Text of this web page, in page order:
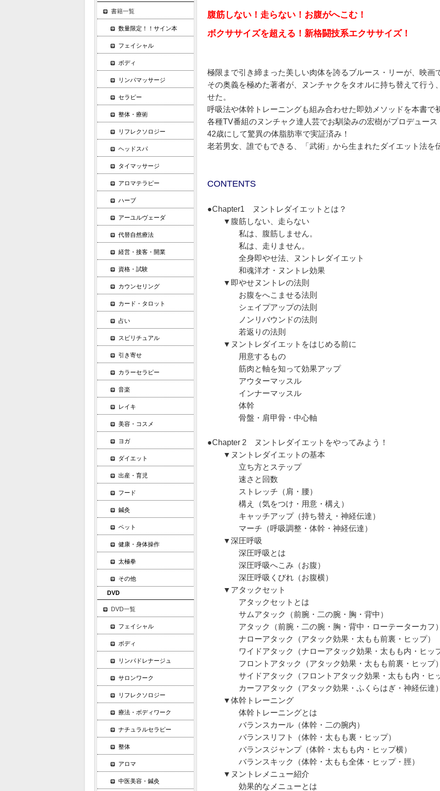
腹筋しない！走らない！お腹がへこむ！
ボクササイズを超える！新格闘技系エクササイズ！
極限まで引き締まった美しい肉体を誇るブルース・リーが、映画
その奥義を極めた著者が、ヌンチャクをタオルに持ち替えて行う
せた。
呼吸法や体幹トレーニングも組み合わせた即効メソッドを本書で
各種TV番組のヌンチャク達人芸でお馴染みの宏樹がプロデュース
42歳にして驚異の体脂肪率で実証済み！
老若男女、誰でもできる、「武術」から生まれたダイエット法を
CONTENTS
●Chapter1 ヌントレダイエットとは？
▼腹筋しない、走らない
私は、腹筋しません。
私は、走りません。
全身即やせ法、ヌントレダイエット
和魂洋才・ヌントレ効果
▼即やせヌントレの法則
お腹をへこませる法則
シェイプアップの法則
ノンリバウンドの法則
若返りの法則
▼ヌントレダイエットをはじめる前に
用意するもの
筋肉と軸を知って効果アップ
アウターマッスル
インナーマッスル
体幹
骨盤・肩甲骨・中心軸
●Chapter 2 ヌントレダイエットをやってみよう！
▼ヌントレダイエットの基本
立ち方とステップ
速さと回数
ストレッチ（肩・腰）
構え（気をつけ・用意・構え）
キャッチアップ（持ち替え・神経伝達）
マーチ（呼吸調整・体幹・神経伝達）
▼深圧呼吸
深圧呼吸とは
深圧呼吸へこみ（お腹）
深圧呼吸くびれ（お腹横）
▼アタックセット
アタックセットとは
サムアタック（前腕・二の腕・胸・背中）
アタック（前腕・二の腕・胸・背中・ローテーターカフ）
ナローアタック（アタック効果・太もも前裏・ヒップ）
ワイドアタック（ナローアタック効果・太もも内・ヒップ
フロントアタック（アタック効果・太もも前裏・ヒップ）
サイドアタック（フロントアタック効果・太もも内・ヒッ
カーフアタック（アタック効果・ふくらはぎ・神経伝達）
▼体幹トレーニング
体幹トレーニングとは
バランスカール（体幹・二の腕内）
バランスリフト（体幹・太もも裏・ヒップ）
バランスジャンプ（体幹・太もも内・ヒップ横）
バランスキック（体幹・太もも全体・ヒップ・脛）
▼ヌントレメニュー紹介
効果的なメニューとは
書籍一覧
数量限定！！サイン本
フェイシャル
ボディ
リンパマッサージ
セラピー
整体・療術
リフレクソロジー
ヘッドスパ
タイマッサージ
アロマテラピー
ハーブ
アーユルヴェーダ
代替自然療法
経営・接客・開業
資格・試験
カウンセリング
カード・タロット
占い
スピリチュアル
引き寄せ
カラーセラピー
音楽
レイキ
美容・コスメ
ヨガ
ダイエット
出産・育児
フード
鍼灸
ペット
健康・身体操作
太極拳
その他
DVD
DVD一覧
フェイシャル
ボディ
リンパドレナージュ
サロンワーク
リフレクソロジー
療法・ボディワーク
ナチュラルセラピー
整体
アロマ
中医美容・鍼灸